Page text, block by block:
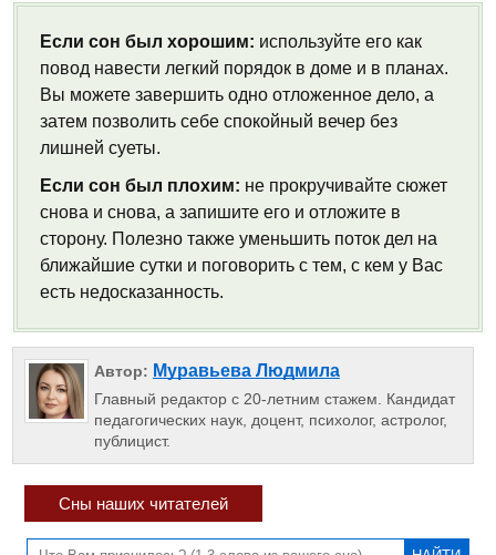
Если сон был хорошим: используйте его как
повод навести легкий порядок в доме и в планах.
Вы можете завершить одно отложенное дело, а
затем позволить себе спокойный вечер без
лишней суеты.
Если сон был плохим: не прокручивайте сюжет
снова и снова, а запишите его и отложите в
сторону. Полезно также уменьшить поток дел на
ближайшие сутки и поговорить с тем, с кем у Вас
есть недосказанность.
Автор: Муравьева Людмила
Главный редактор с 20-летним стажем. Кандидат
педагогических наук, доцент, психолог, астролог,
публицист.
Сны наших читателей